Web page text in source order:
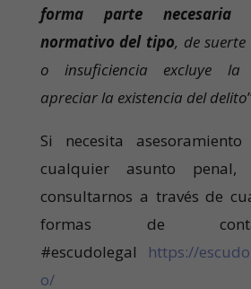
forma parte necesaria
normativo del tipo, de
o insuficiencia excluye la
apreciar la existencia del delito
Si necesita
cualquier asunto
consultarnos a través de
formas de
#escudolegal https://
o/